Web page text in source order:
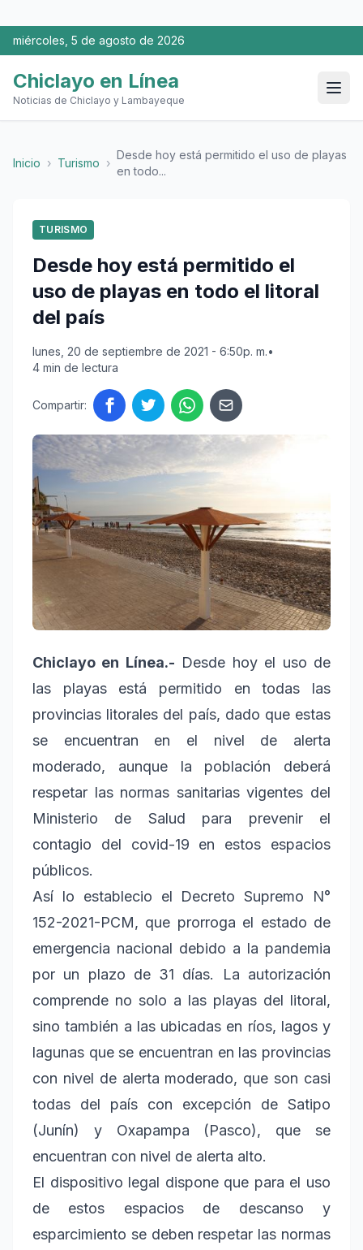
miércoles, 5 de agosto de 2026
Chiclayo en Línea
Noticias de Chiclayo y Lambayeque
Inicio › Turismo ›
Desde hoy está permitido el uso de playas
en todo...
TURISMO
Desde hoy está permitido el
uso de playas en todo el litoral
del país
lunes, 20 de septiembre de 2021 - 6:50p. m.•
4 min de lectura
Compartir:
Chiclayo en Línea.- Desde hoy el uso de
las playas está permitido en todas las
provincias litorales del país, dado que estas
se encuentran en el nivel de alerta
moderado, aunque la población deberá
respetar las normas sanitarias vigentes del
Ministerio de Salud para prevenir el
contagio del covid-19 en estos espacios
públicos.
Así lo establecio el Decreto Supremo N°
152-2021-PCM, que prorroga el estado de
emergencia nacional debido a la pandemia
por un plazo de 31 días. La autorización
comprende no solo a las playas del litoral,
sino también a las ubicadas en ríos, lagos y
lagunas que se encuentran en las provincias
con nivel de alerta moderado, que son casi
todas del país con excepción de Satipo
(Junín) y Oxapampa (Pasco), que se
encuentran con nivel de alerta alto.
El dispositivo legal dispone que para el uso
de estos espacios de descanso y
esparcimiento se deben respetar las normas